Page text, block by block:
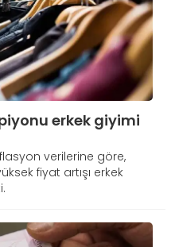
erkek giyimi
verilerine göre,
fiyat artışı erkek